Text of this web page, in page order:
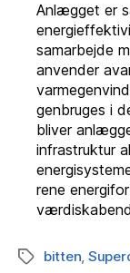
Anlægget er
samarbejde
anvender
genbruges i
bliver
infrastruktur
rene
Tagsbitten,